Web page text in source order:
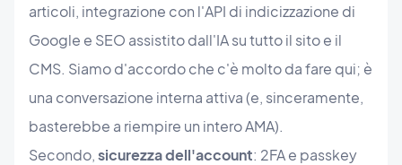
articoli, integrazione con l'API di indicizzazione di
Google e SEO assistito dall'IA su tutto il sito e il
CMS. Siamo d'accordo che c'è molto da fare qui; è
una conversazione interna attiva (e, sinceramente,
basterebbe a riempire un intero AMA).
Secondo,sicurezza dell'account: 2FA e passkey